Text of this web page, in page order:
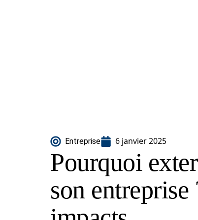
Entreprise 6 janvier 2025
Pourquoi
son entreprise